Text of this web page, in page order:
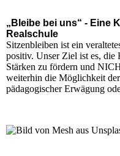
„Bleibe bei uns“ - Eine
Realschule
Sitzenbleiben ist ein
positiv. Unser Ziel ist es, die
Stärken zu fördern und
weiterhin die Möglichkeit
pädagogischer Erwägung